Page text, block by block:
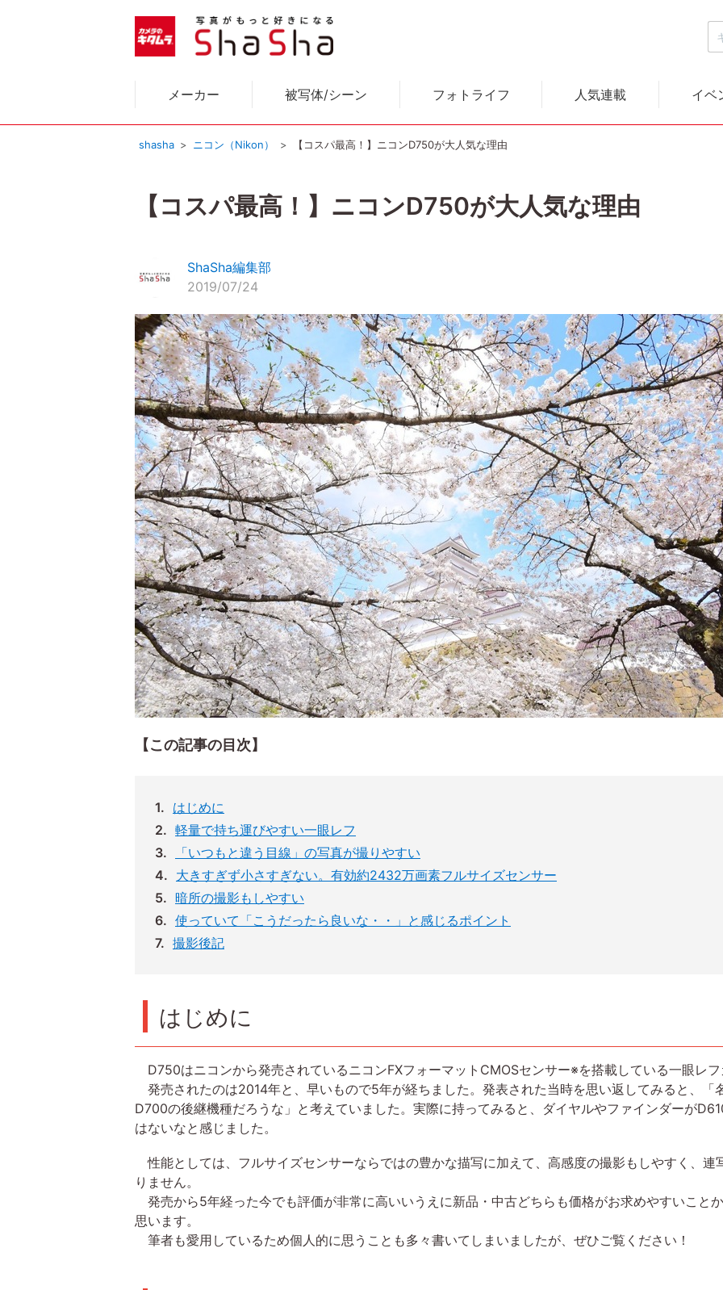
メーカー 被写体/シーン フォトライフ 人気連載 イベ
shasha ニコン（Nikon） 【コスパ最高！】ニコンD750が大人気な理由
【コスパ最高！】ニコンD750が大人気な理由
ShaSha編集部
2019/07/24
【この記事の目次】
はじめに
軽量で持ち運びやすい一眼レフ
「いつもと違う目線」の写真が撮りやすい
大きすぎず小さすぎない。有効約2432万画素フルサイズセンサー
暗所の撮影もしやすい
使っていて「こうだったら良いな・・」と感じるポイント
撮影後記
はじめに
D750はニコンから発売されているニコンFXフォーマットCMOSセンサー※を搭載している一眼レフ
発売されたのは2014年と、早いもので5年が経ちました。発表された当時を思い返してみると、「
D700の後継機種だろうな」と考えていました。実際に持ってみると、ダイヤルやファインダーが
はないなと感じました。
性能としては、フルサイズセンサーならではの豊かな描写に加えて、高感度の撮影もしやすく、連
りません。
発売から5年経った今でも評価が非常に高いいうえに新品・中古どちらも価格がお求めやすいこと
思います。
筆者も愛用しているため個人的に思うことも多々書いてしまいましたが、ぜひご覧ください！